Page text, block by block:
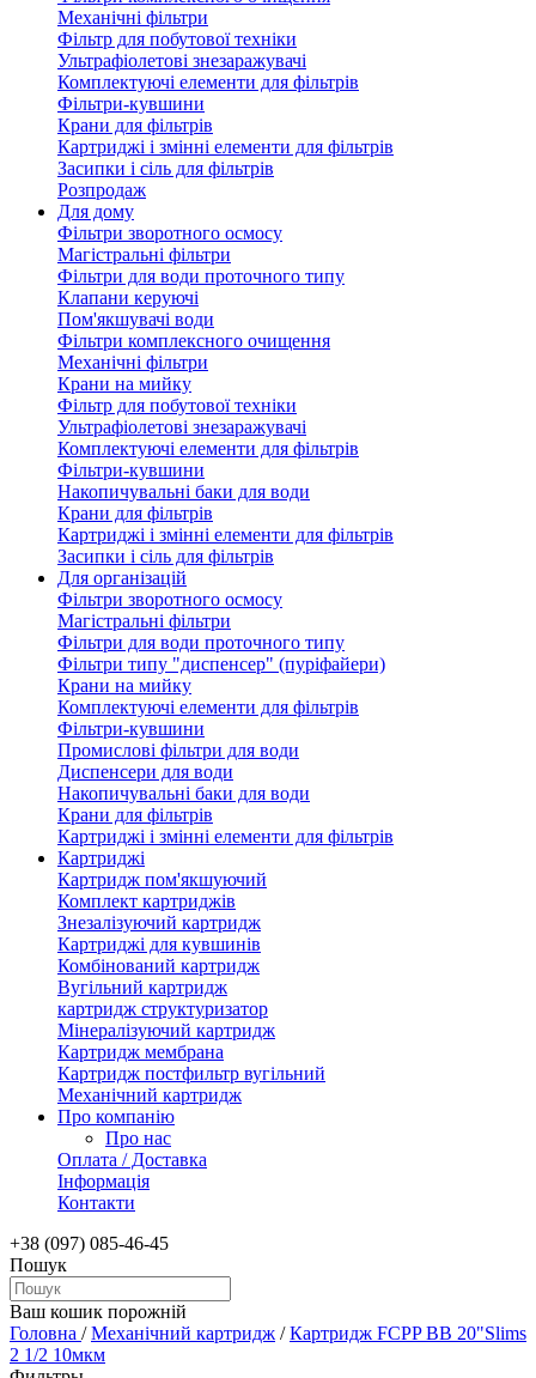
Механічні фільтри
Фільтр для побутової техніки
Ультрафіолетові знезаражувачі
Комплектуючі елементи для фільтрів
Фільтри-кувшини
Крани для фільтрів
Картриджі і змінні елементи для фільтрів
Засипки і сіль для фільтрів
Розпродаж
Для дому
Фільтри зворотного осмосу
Магістральні фільтри
Фільтри для води проточного типу
Клапани керуючі
Пом'якшувачі води
Фільтри комплексного очищення
Механічні фільтри
Крани на мийку
Фільтр для побутової техніки
Ультрафіолетові знезаражувачі
Комплектуючі елементи для фільтрів
Фільтри-кувшини
Накопичувальні баки для води
Крани для фільтрів
Картриджі і змінні елементи для фільтрів
Засипки і сіль для фільтрів
Для організацій
Фільтри зворотного осмосу
Магістральні фільтри
Фільтри для води проточного типу
Фільтри типу "диспенсер" (пуріфайери)
Крани на мийку
Комплектуючі елементи для фільтрів
Фільтри-кувшини
Промислові фільтри для води
Диспенсери для води
Накопичувальні баки для води
Крани для фільтрів
Картриджі і змінні елементи для фільтрів
Картриджі
Картридж пом'якшуючий
Комплект картриджів
Знезалізуючий картридж
Картриджі для кувшинів
Комбінований картридж
Вугільний картридж
картридж структуризатор
Мінералізуючий картридж
Картридж мембрана
Картридж постфильтр вугільний
Механічний картридж
Про компанію
Про нас
Оплата / Доставка
Інформація
Контакти
+38 (097) 085-46-45
Пошук
Ваш кошик порожній
Головна /Механічний картридж /Картридж FCPP BB 20"Slims
2 1/2 10мкм